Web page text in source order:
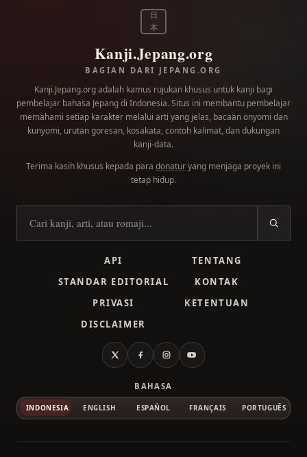
日
本
Kanji.Jepang.org
BAGIAN DARI JEPANG.ORG
Kanji.Jepang.org adalah kamus rujukan khusus untuk kanji bagi
pembelajar bahasa Jepang di Indonesia. Situs ini membantu pembelajar
memahami setiap karakter melalui arti yang jelas, bacaan onyomi dan
kunyomi, urutan goresan, kosakata, contoh kalimat, dan dukungan
kanji-data.
Terima kasih khusus kepada para donaturyang menjaga proyek ini
tetap hidup.
Cari kanji
API
TENTANG
STANDAR EDITORIAL
KONTAK
PRIVASI
KETENTUAN
DISCLAIMER
X FacebookInstagramYouTube
BAHASA
INDONESIA ENGLISH ESPAÑOL FRANÇAIS PORTUGUÊS